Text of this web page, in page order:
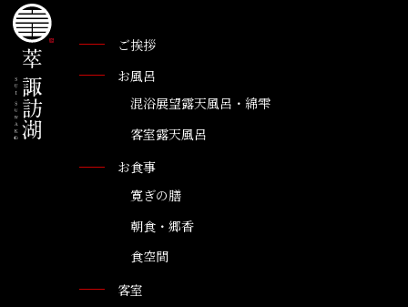
ご挨拶
お風呂
混浴展望露天風呂・綿雫
客室露天風呂
お食事
寛ぎの膳
朝食・郷香
食空間
客室